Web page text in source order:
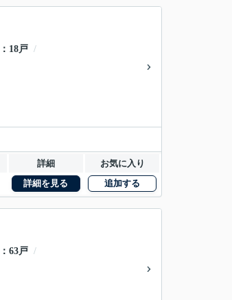
18戸
詳細
お気に入り
詳細を見る 追加する
63戸